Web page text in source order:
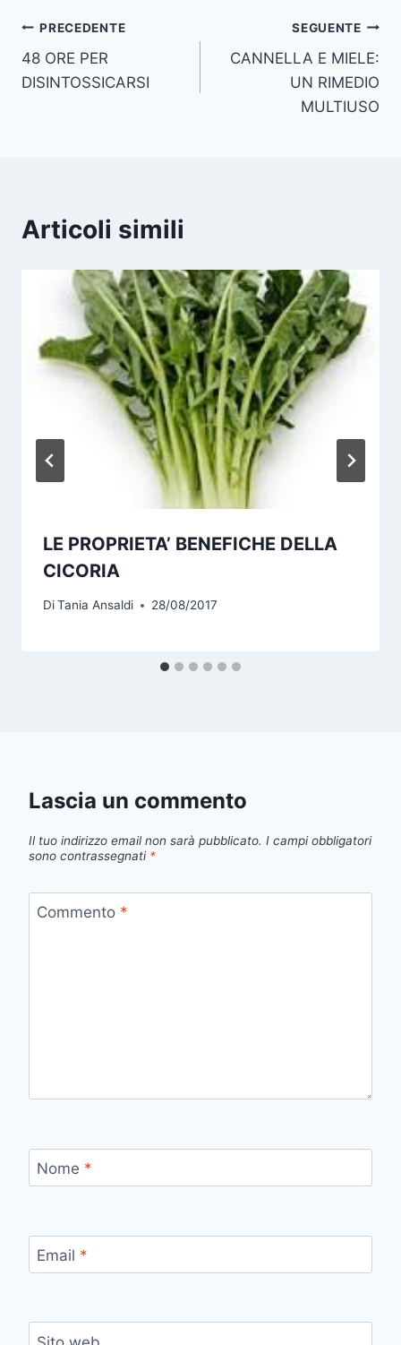
Navigazione
articoli
PRECEDENTE
48 ORE PER
DISINTOSSICARSI
SEGUENTE
CANNELLA E MIELE:
UN RIMEDIO
MULTIUSO
Articoli simili
LE PROPRIETA’ BENEFICHE DELLA
CICORIA
DiTania Ansaldi 28/08/2017
Lascia un commento
Il tuo indirizzo email non sarà pubblicato. I campi obbligatori
sono contrassegnati *
Commento *
Nome *
Email *